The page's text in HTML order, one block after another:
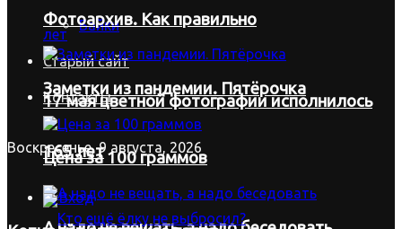
Байки
Старый сайт
Контакты
Воскресенье, 9 августа, 2026
Вход
Фотоархив. Как правильно
Заметки из пандемии. Пятёрочка
Цена за 100 граммов
17 мая цветной фотографии исполнилось
165 лет